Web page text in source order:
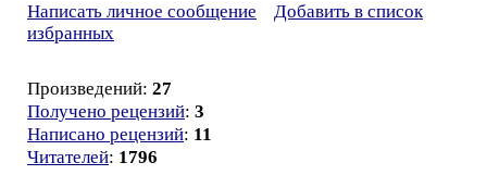
Написать личное сообщение
Добавить в список
избранных
Произведений: 27
Получено рецензий: 3
Написано рецензий: 11
Читателей: 1796